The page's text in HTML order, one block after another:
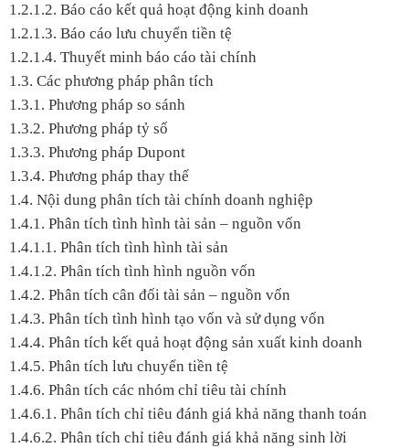
1.2.1.2. Báo cáo kết quả hoạt động kinh doanh
1.2.1.3. Báo cáo lưu chuyển tiền tệ
1.2.1.4. Thuyết minh báo cáo tài chính
1.3. Các phương pháp phân tích
1.3.1. Phương pháp so sánh
1.3.2. Phương pháp tỷ số
1.3.3. Phương pháp Dupont
1.3.4. Phương pháp thay thế
1.4. Nội dung phân tích tài chính doanh nghiệp
1.4.1. Phân tích tình hình tài sản – nguồn vốn
1.4.1.1. Phân tích tình hình tài sản
1.4.1.2. Phân tích tình hình nguồn vốn
1.4.2. Phân tích cân đối tài sản – nguồn vốn
1.4.3. Phân tích tình hình tạo vốn và sử dụng vốn
1.4.4. Phân tích kết quả hoạt động sản xuất kinh doanh
1.4.5. Phân tích lưu chuyển tiền tệ
1.4.6. Phân tích các nhóm chỉ tiêu tài chính
1.4.6.1. Phân tích chỉ tiêu đánh giá khả năng thanh toán
1.4.6.2. Phân tích chỉ tiêu đánh giá khả năng sinh lời